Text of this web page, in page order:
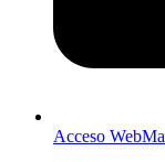
Acceso